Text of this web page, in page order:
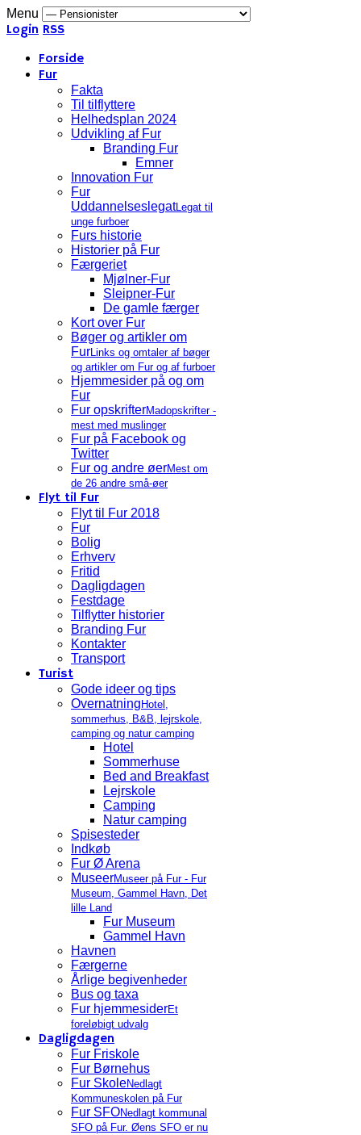
Menu
Login RSS
Forside
Fur
Fakta
Til tilflyttere
Helhedsplan 2024
Udvikling af Fur
Branding Fur
Emner
Innovation Fur
Fur
UddannelseslegatLegat til
unge furboer
Furs historie
Historier på Fur
Færgeriet
Mjølner-Fur
Sleipner-Fur
De gamle færger
Kort over Fur
Bøger og artikler om
FurLinks og omtaler af bøger
og artikler om Fur og af furboer
Hjemmesider på og om
Fur
Fur opskrifterMadopskrifter -
mest med muslinger
Fur på Facebook og
Twitter
Fur og andre øerMest om
de 26 andre små-øer
Flyt til Fur
Flyt til Fur 2018
Fur
Bolig
Erhverv
Fritid
Dagligdagen
Festdage
Tilflytter historier
Branding Fur
Kontakter
Transport
Turist
Gode ideer og tips
Overnatning Hotel,
sommerhus, B&B, lejrskole,
camping og natur camping
Hotel
Sommerhuse
Bed and Breakfast
Lejrskole
Camping
Natur camping
Spisesteder
Indkøb
Fur Ø Arena
MuseerMuseer på Fur - Fur
Museum, Gammel Havn, Det
lille Land
Fur Museum
Gammel Havn
Havnen
Færgerne
Årlige begivenheder
Bus og taxa
Fur hjemmesiderEt
foreløbigt udvalg
Dagligdagen
Fur Friskole
Fur Børnehus
Fur SkoleNedlagt
Kommuneskolen på Fur
Fur SFONedlagt kommunal
SFO på Fur. Øens SFO er nu